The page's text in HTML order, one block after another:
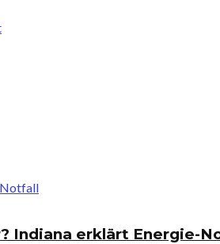
Indiana erklärt Energie-